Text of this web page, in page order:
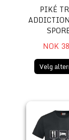
PIKÉ
NOK
Velg